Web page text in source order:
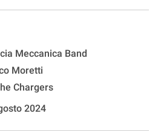
Meccanica Band
Moretti
Chargers